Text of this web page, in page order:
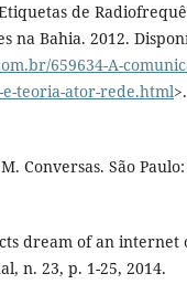
de
na Bahia. 2012.
659634-A-
e-teoria-ator-rede.html
Conversas. São
dream of an internet
n. 23, p. 1-25, 2014.